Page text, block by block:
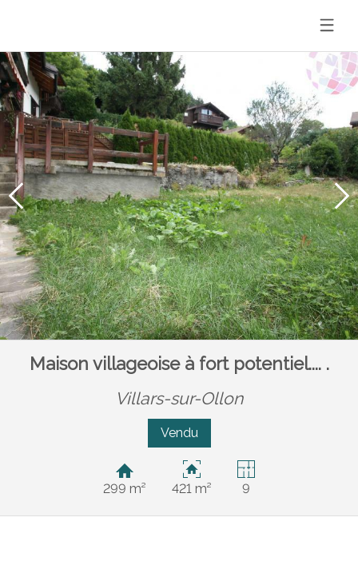
Maison villageoise à fort potentiel.... .
Villars-sur-Ollon
Vendu
299 m² 421 m² 9